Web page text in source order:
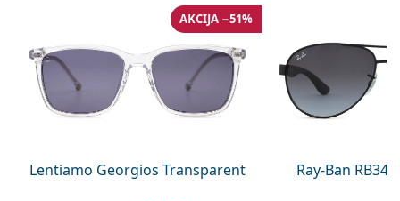
Lentiamo Georgios Transparent
AKCIJA −51%
Ray-Ban